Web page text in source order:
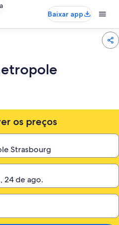
Baixar app
os preços